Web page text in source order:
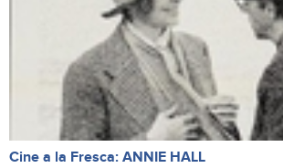
Cine a la Fresca: ANNIE HALL